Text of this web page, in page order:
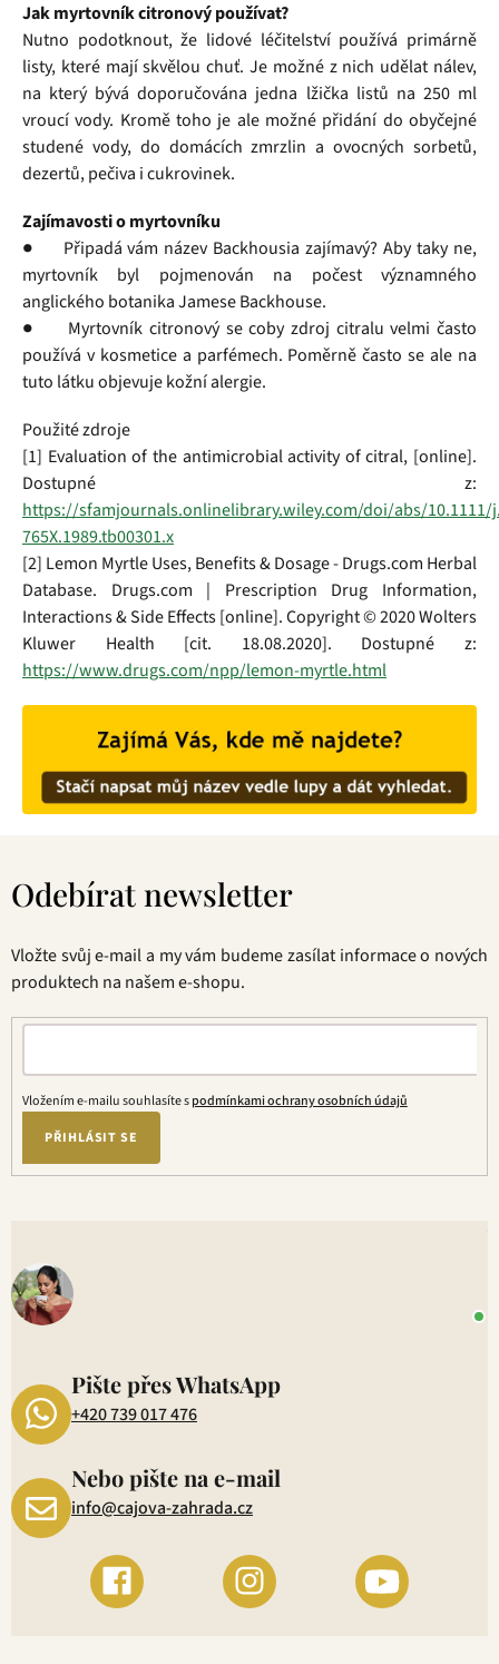
Jak myrtovník citronový používat?
Nutno podotknout, že lidové léčitelství používá primárně
listy, které mají skvělou chuť. Je možné z nich udělat nálev,
na který bývá doporučována jedna lžička listů na 250 ml
vroucí vody. Kromě toho je ale možné přidání do obyčejné
studené vody, do domácích zmrzlin a ovocných sorbetů,
dezertů, pečiva i cukrovinek.
Zajímavosti o myrtovníku
● Připadá vám název Backhousia zajímavý? Aby taky ne,
myrtovník byl pojmenován na počest významného
anglického botanika Jamese Backhouse.
● Myrtovník citronový se coby zdroj citralu velmi často
používá v kosmetice a parfémech. Poměrně často se ale na
tuto látku objevuje kožní alergie.
Použité zdroje
[1] Evaluation of the antimicrobial activity of citral, [online].
Dostupné z:
https://sfamjournals.onlinelibrary.wiley.com/doi/abs/10.1111/
765X.1989.tb00301.x
[2] Lemon Myrtle Uses, Benefits & Dosage - Drugs.com Herbal
Database. Drugs.com | Prescription Drug Information,
Interactions & Side Effects [online]. Copyright © 2020 Wolters
Kluwer Health [cit. 18.08.2020]. Dostupné z:
https://www.drugs.com/npp/lemon-myrtle.html
Odebírat newsletter
Vložte svůj e-mail a my vám budeme zasílat informace o nových
produktech na našem e-shopu.
Vložením e-mailu souhlasíte spodmínkami ochrany osobních údajů
PŘIHLÁSIT SE
Pište přes WhatsApp
+420 739 017 476
Nebo pište na e-mail
info@cajova-zahrada.cz